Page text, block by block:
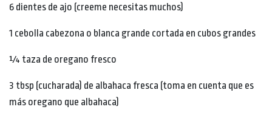
6 dientes de ajo (creeme necesitas muchos)
1 cebolla cabezona o blanca grande cortada en cubos grandes
¼ taza de oregano fresco
3 tbsp (cucharada) de albahaca fresca (toma en cuenta que es
más oregano que albahaca)